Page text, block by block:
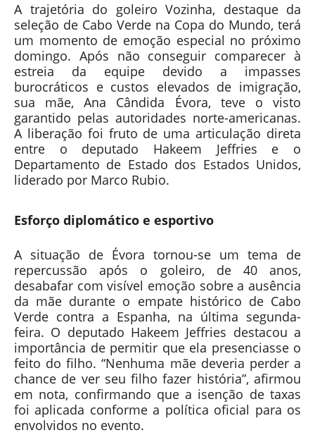
A trajetória do goleiro Vozinha, destaque da
seleção de Cabo Verde na Copa do Mundo, terá
um momento de emoção especial no próximo
domingo. Após não conseguir comparecer à
estreia da equipe devido a impasses
burocráticos e custos elevados de imigração,
sua mãe, Ana Cândida Évora, teve o visto
garantido pelas autoridades norte-americanas.
A liberação foi fruto de uma articulação direta
entre o deputado Hakeem Jeffries e o
Departamento de Estado dos Estados Unidos,
liderado por Marco Rubio.
Esforço diplomático e esportivo
A situação de Évora tornou-se um tema de
repercussão após o goleiro, de 40 anos,
desabafar com visível emoção sobre a ausência
da mãe durante o empate histórico de Cabo
Verde contra a Espanha, na última segunda-
feira. O deputado Hakeem Jeffries destacou a
importância de permitir que ela presenciasse o
feito do filho. “Nenhuma mãe deveria perder a
chance de ver seu filho fazer história”, afirmou
em nota, confirmando que a isenção de taxas
foi aplicada conforme a política oficial para os
envolvidos no evento.